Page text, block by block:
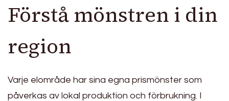
Förstå mönstren i din
region
Varje elområde har sina egna prismönster som
påverkas av lokal produktion och förbrukning. I